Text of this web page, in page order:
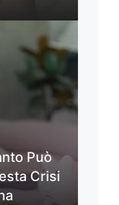
Può
Crisi